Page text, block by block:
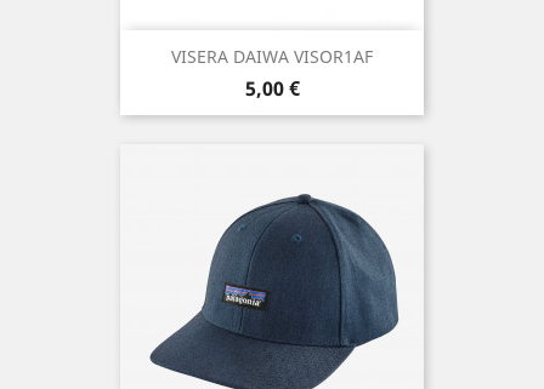
VISERA DAIWA VISOR1AF
Precio
5,00 €